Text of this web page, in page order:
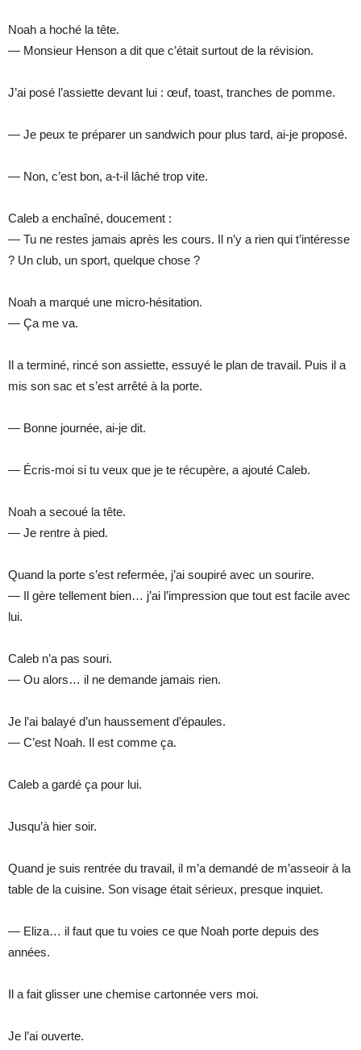
Noah a hoché la tête.
— Monsieur Henson a dit que c’était surtout de la révision.
J’ai posé l’assiette devant lui : œuf, toast, tranches de pomme.
— Je peux te préparer un sandwich pour plus tard, ai-je proposé.
— Non, c’est bon, a-t-il lâché trop vite.
Caleb a enchaîné, doucement :
— Tu ne restes jamais après les cours. Il n’y a rien qui t’intéresse
? Un club, un sport, quelque chose ?
Noah a marqué une micro-hésitation.
— Ça me va.
Il a terminé, rincé son assiette, essuyé le plan de travail. Puis il a
mis son sac et s’est arrêté à la porte.
— Bonne journée, ai-je dit.
— Écris-moi si tu veux que je te récupère, a ajouté Caleb.
Noah a secoué la tête.
— Je rentre à pied.
Quand la porte s’est refermée, j’ai soupiré avec un sourire.
— Il gère tellement bien… j’ai l’impression que tout est facile avec
lui.
Caleb n’a pas souri.
— Ou alors… il ne demande jamais rien.
Je l’ai balayé d’un haussement d’épaules.
— C’est Noah. Il est comme ça.
Caleb a gardé ça pour lui.
Jusqu’à hier soir.
Quand je suis rentrée du travail, il m’a demandé de m’asseoir à la
table de la cuisine. Son visage était sérieux, presque inquiet.
— Eliza… il faut que tu voies ce que Noah porte depuis des
années.
Il a fait glisser une chemise cartonnée vers moi.
Je l’ai ouverte.